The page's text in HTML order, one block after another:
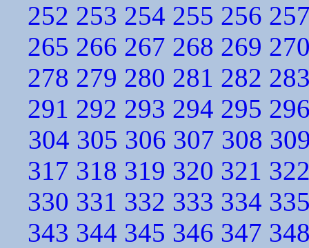
252 253 254 255 256
265 266 267 268 269
278 279 280 281 282
291 292 293 294 295
304 305 306 307 308
317 318 319 320 321
330 331 332 333 334
343 344 345 346 347